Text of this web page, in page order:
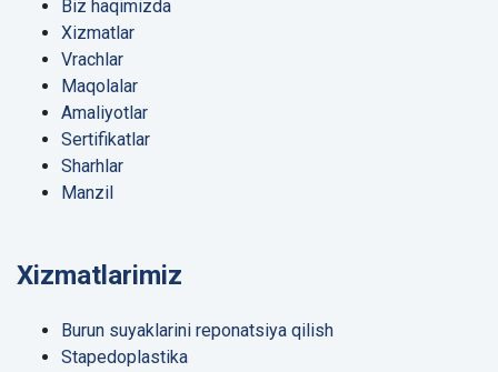
Biz haqimizda
Xizmatlar
Vrachlar
Maqolalar
Amaliyotlar
Sertifikatlar
Sharhlar
Manzil
Xizmatlarimiz
Burun suyaklarini reponatsiya qilish
Stapedoplastika